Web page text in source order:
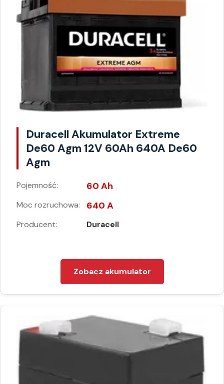
Duracell Akumulator Extreme
De60 Agm 12V 60Ah 640A De60
Agm
Pojemność: 60 Ah
Moc rozruchowa: 640 A
Producent: Duracell
Zobacz akumulator